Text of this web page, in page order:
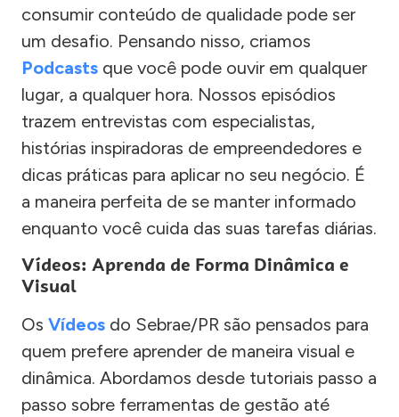
consumir conteúdo de qualidade pode ser
um desafio. Pensando nisso, criamos
Podcasts que você pode ouvir em qualquer
lugar, a qualquer hora. Nossos episódios
trazem entrevistas com especialistas,
histórias inspiradoras de empreendedores e
dicas práticas para aplicar no seu negócio. É
a maneira perfeita de se manter informado
enquanto você cuida das suas tarefas diárias.
Vídeos: Aprenda de Forma Dinâmica e
Visual
Os Vídeos do Sebrae/PR são pensados para
quem prefere aprender de maneira visual e
dinâmica. Abordamos desde tutoriais passo a
passo sobre ferramentas de gestão até